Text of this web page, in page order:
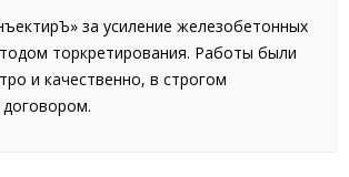
за усиление железобетонных
торкретирования. Работы были
и качественно, в строгом